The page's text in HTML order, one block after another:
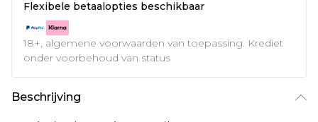
Flexibele betaalopties beschikbaar
18+, algemene voorwaarden van toepassing. Krediet
onder voorbehoud van status
Beschrijving